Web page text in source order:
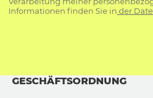
Informationen finden Sie in der
GESCHÄFTSORDNUNG